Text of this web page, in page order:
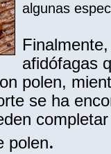
algunas
afidófagas
polen,
se ha
polen.